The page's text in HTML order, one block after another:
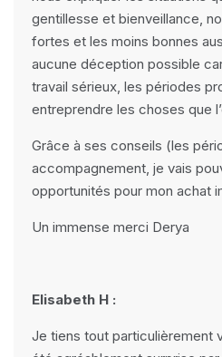
gentillesse et bienveillance,
fortes et les moins bonnes
aucune déception possible
travail sérieux, les périodes
entreprendre les choses que
Grâce à ses conseils (les
accompagnement, je vais
opportunités pour mon achat
Un immense merci Derya
Elisabeth H :
Je tiens tout particulièrement